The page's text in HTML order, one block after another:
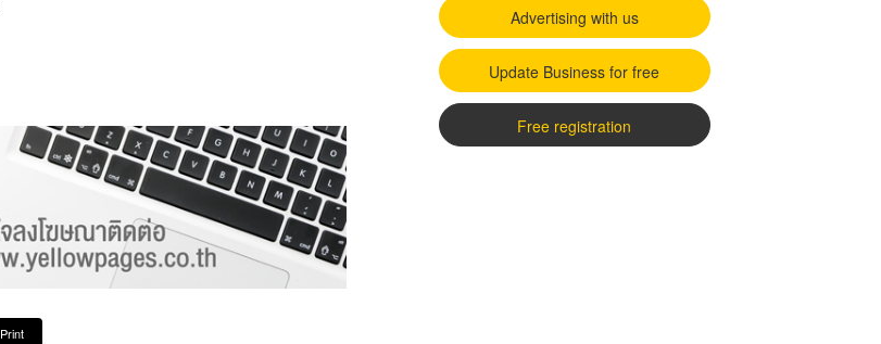
Print
Advertising with us
Update Business for free
Free registration